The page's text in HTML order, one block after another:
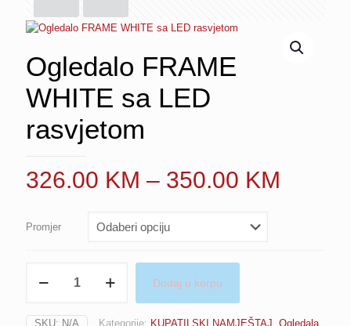
Ogledalo FRAME
WHITE sa LED
rasvjetom
326.00 KM – 350.00 KM
Promjer
FRAME
sa
Dodaj u korpu
SKU: N/A Kategorije: KUPATILSKI NAMJEŠTAJ, Ogledala,